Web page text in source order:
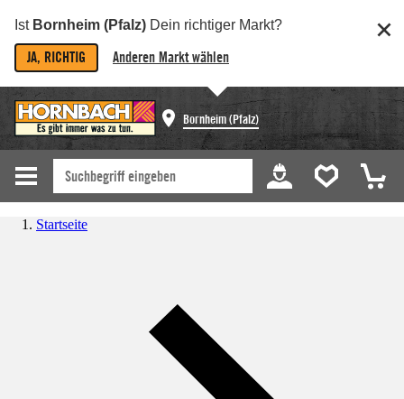
Ist Bornheim (Pfalz) Dein richtiger Markt?
JA, RICHTIG Anderen Markt wählen
Bornheim (Pfalz)
Startseite